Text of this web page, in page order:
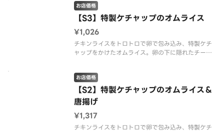
ります。※商品の栄養成分・アレルゲン情報は、デ
ニーズのホームページをご確認く
【S3】特製ケチャップのオムライス
お店価格
¥1,026
チキンライスをトロトロで卵で包み込み、特製ケチ
ャップをかけたオムライス。卵の下に隠れたチーズ
配達代行業者が行っております。※商品の栄養成
分・アレルゲン情報は、デニーズのホームページを
ご確認ください。
【S2】特製ケチャップのオムライス＆
唐揚げ
お店価格
¥1,317
チキンライスをトロトロで卵で包み込み、特製ケチ